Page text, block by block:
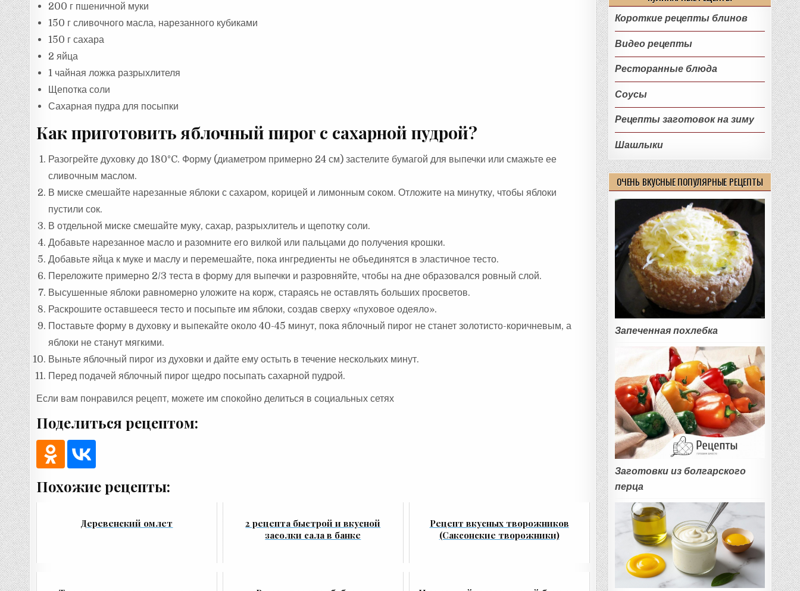
200 г пшеничной муки
150 г сливочного масла, нарезанного кубиками
150 г сахара
2 яйца
1 чайная ложка разрыхлителя
Щепотка соли
Сахарная пудра для посыпки
Как приготовить яблочный пирог с сахарной пудрой?
Разогрейте духовку до 180°C. Форму (диаметром примерно 24 см) застелите бумагой для выпечки или смажьте ее
сливочным маслом.
В миске смешайте нарезанные яблоки с сахаром, корицей и лимонным соком. Отложите на минутку, чтобы яблоки
пустили сок.
В отдельной миске смешайте муку, сахар, разрыхлитель и щепотку соли.
Добавьте нарезанное масло и разомните его вилкой или пальцами до получения крошки.
Добавьте яйца к муке и маслу и перемешайте, пока ингредиенты не объединятся в эластичное тесто.
Переложите примерно 2/3 теста в форму для выпечки и разровняйте, чтобы на дне образовался ровный слой.
Высушенные яблоки равномерно уложите на корж, стараясь не оставлять больших просветов.
Раскрошите оставшееся тесто и посыпьте им яблоки, создав сверху «пуховое одеяло».
Поставьте форму в духовку и выпекайте около 40-45 минут, пока яблочный пирог не станет золотисто-коричневым, а
яблоки не станут мягкими.
Выньте яблочный пирог из духовки и дайте ему остыть в течение нескольких минут.
Перед подачей яблочный пирог щедро посыпать сахарной пудрой.
Если вам понравился рецепт, можете им спокойно делиться в социальных сетях
Поделиться рецептом:
Похожие рецепты:
Деревенский омлет
2 рецепта быстрой и вкусной
засолки сала в банке
Рецепт вкусных творожников
(Саксонские творожники)
Короткие рецепты блинов
Видео рецепты
Ресторанные блюда
Соусы
Рецепты заготовок на зиму
Шашлыки
ОЧЕНЬ ВКУСНЫЕ ПОПУЛЯРНЫЕ РЕЦЕПТЫ
Запеченная похлебка
Заготовки из болгарского
перца